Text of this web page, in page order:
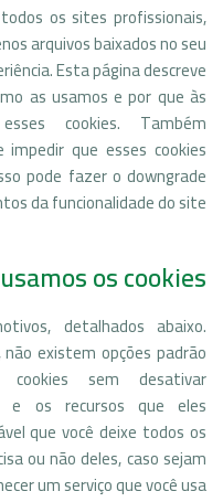
os sites profissionais,
arquivos baixados no seu
Esta página descreve
as usamos e por que às
cookies. Também
que esses cookies
pode fazer o downgrade
da funcionalidade do site.
os cookies?
detalhados abaixo.
existem opções padrão
sem desativar
e os recursos que eles
que você deixe todos os
ou não deles, caso sejam
um serviço que você usa.